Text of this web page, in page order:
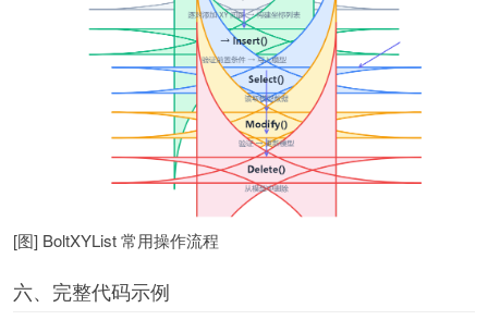
[图] BoltXYList 常用操作流程
六、完整代码示例